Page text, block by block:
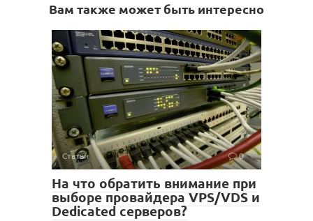
Вам также может быть интересно
Статьи 0
На что обратить внимание при
выборе провайдера VPS/VDS и
Dedicated серверов?